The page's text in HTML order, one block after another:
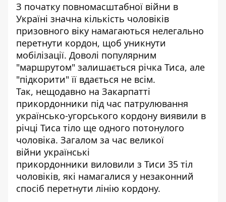
З початку повномасштабної війни в
Україні значна кількість чоловіків
призовного віку намагаються нелегально
перетнути кордон, щоб уникнути
мобілізації. Доволі популярним
"маршрутом" залишається річка Тиса, але
"підкорити" її вдається не всім.
Так, нещодавно на Закарпатті
прикордонники під час патрулювання
українсько-угорського кордону виявили в
річці Тиса тіло ще одного потонулого
чоловіка. Загалом за час великої
війни українські
прикордонники виловили з Тиси 35 тіл
чоловіків, які намагалися у незаконний
спосіб перетнути лінію кордону.